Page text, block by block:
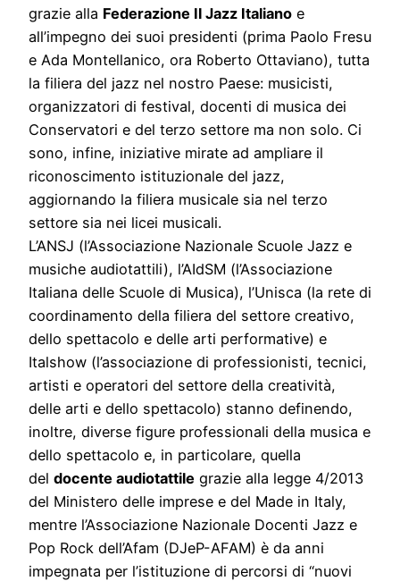
grazie alla Federazione Il Jazz Italiano e
all’impegno dei suoi presidenti (prima Paolo Fresu
e Ada Montellanico, ora Roberto Ottaviano), tutta
la filiera del jazz nel nostro Paese: musicisti,
organizzatori di festival, docenti di musica dei
Conservatori e del terzo settore ma non solo. Ci
sono, infine, iniziative mirate ad ampliare il
riconoscimento istituzionale del jazz,
aggiornando la filiera musicale sia nel terzo
settore sia nei licei musicali.
L’ANSJ (l’Associazione Nazionale Scuole Jazz e
musiche audiotattili), l’AIdSM (l’Associazione
Italiana delle Scuole di Musica), l’Unisca (la rete di
coordinamento della filiera del settore creativo,
dello spettacolo e delle arti performative) e
Italshow (l’associazione di professionisti, tecnici,
artisti e operatori del settore della creatività,
delle arti e dello spettacolo) stanno definendo,
inoltre, diverse figure professionali della musica e
dello spettacolo e, in particolare, quella
del docente audiotattile grazie alla legge 4/2013
del Ministero delle imprese e del Made in Italy,
mentre l’Associazione Nazionale Docenti Jazz e
Pop Rock dell’Afam (DJeP-AFAM) è da anni
impegnata per l’istituzione di percorsi di “nuovi